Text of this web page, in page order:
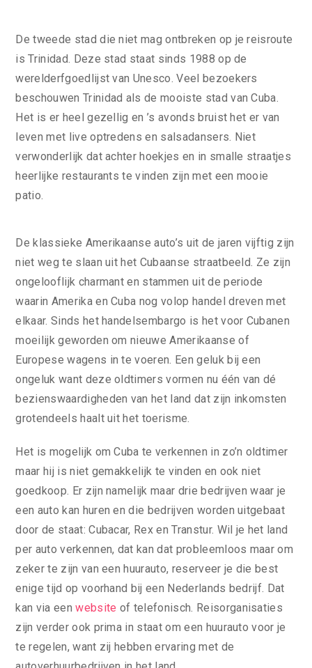
De tweede stad die niet mag ontbreken op je reisroute
is Trinidad. Deze stad staat sinds 1988 op de
werelderfgoedlijst van Unesco. Veel bezoekers
beschouwen Trinidad als de mooiste stad van Cuba.
Het is er heel gezellig en ’s avonds bruist het er van
leven met live optredens en salsadansers. Niet
verwonderlijk dat achter hoekjes en in smalle straatjes
heerlijke restaurants te vinden zijn met een mooie
patio.
De klassieke Amerikaanse auto’s uit de jaren vijftig zijn
niet weg te slaan uit het Cubaanse straatbeeld. Ze zijn
ongelooflijk charmant en stammen uit de periode
waarin Amerika en Cuba nog volop handel dreven met
elkaar. Sinds het handelsembargo is het voor Cubanen
moeilijk geworden om nieuwe Amerikaanse of
Europese wagens in te voeren. Een geluk bij een
ongeluk want deze oldtimers vormen nu één van dé
bezienswaardigheden van het land dat zijn inkomsten
grotendeels haalt uit het toerisme.
Het is mogelijk om Cuba te verkennen in zo’n oldtimer
maar hij is niet gemakkelijk te vinden en ook niet
goedkoop. Er zijn namelijk maar drie bedrijven waar je
een auto kan huren en die bedrijven worden uitgebaat
door de staat: Cubacar, Rex en Transtur. Wil je het land
per auto verkennen, dat kan dat probleemloos maar om
zeker te zijn van een huurauto, reserveer je die best
enige tijd op voorhand bij een Nederlands bedrijf. Dat
kan via eenwebsite of telefonisch. Reisorganisaties
zijn verder ook prima in staat om een huurauto voor je
te regelen, want zij hebben ervaring met de